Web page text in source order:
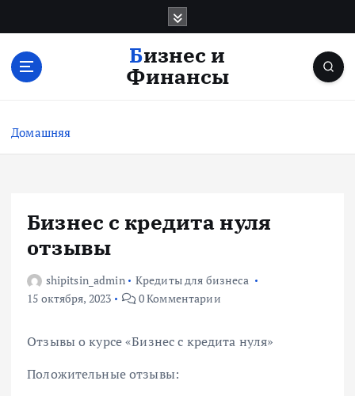
с
Бизнес и
Финансы
Домашняя
Бизнес с кредита нуля
отзывы
shipitsin_admin
Кредиты для бизнеса
15 октября, 2023
0 Комментарии
Отзывы о курсе «Бизнес с кредита нуля»
Положительные отзывы: